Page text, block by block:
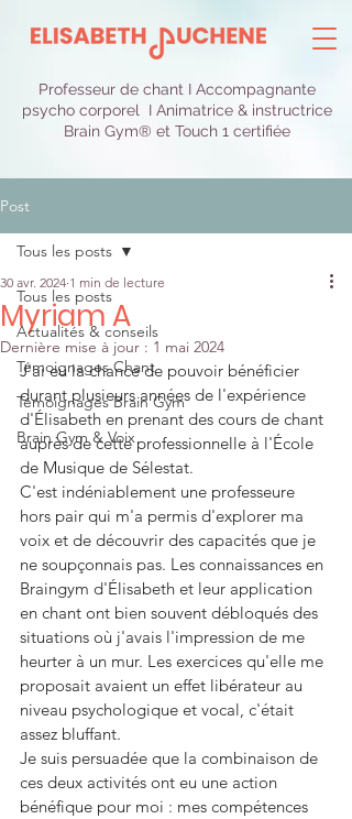
Professeur de chant I Accompagnante
psycho corporel I Animatrice & instructrice
Brain Gym® et Touch 1 certifiée
Post
Tous les posts
Actualités & conseils
Témoignages Chant
Témoignages Brain Gym
Brain Gym & Voix
Tous les posts
Myriam A
30 avr. 2024 1 min de lecture
Dernière mise à jour : 1 mai 2024
J'ai eu la chance de pouvoir bénéficier
durant plusieurs années de l'expérience
d'Élisabeth en prenant des cours de chant
auprès de cette professionnelle à l'École
de Musique de Sélestat.
C'est indéniablement une professeure
hors pair qui m'a permis d'explorer ma
voix et de découvrir des capacités que je
ne soupçonnais pas. Les connaissances en
Braingym d'Élisabeth et leur application
en chant ont bien souvent débloqués des
situations où j'avais l'impression de me
heurter à un mur. Les exercices qu'elle me
proposait avaient un effet libérateur au
niveau psychologique et vocal, c'était
assez bluffant.
Je suis persuadée que la combinaison de
ces deux activités ont eu une action
bénéfique pour moi : mes compétences